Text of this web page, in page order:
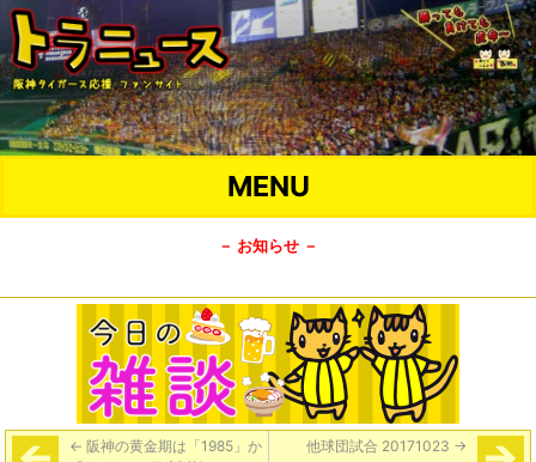
MENU
－ お知らせ －
← 阪神の黄金期は「1985」か
他球団試合 20171023 →